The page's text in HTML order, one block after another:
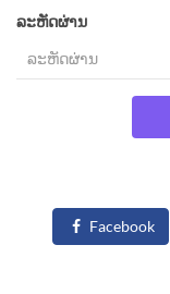
ລະຫັດຜ່ານ
Facebook